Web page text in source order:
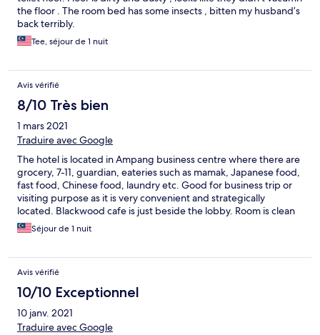
the floor . The room bed has some insects , bitten my husband’s
back terribly.
Tee, séjour de 1 nuit
Avis vérifié
8/10 Très bien
1 mars 2021
Traduire avec Google
The hotel is located in Ampang business centre where there are
grocery, 7-11, guardian, eateries such as mamak, Japanese food,
fast food, Chinese food, laundry etc. Good for business trip or
visiting purpose as it is very convenient and strategically
located. Blackwood cafe is just beside the lobby. Room is clean
but very small (not a big deal if you just need to get shower and
sleep done there). Basic amenities such as shower gel
located at common area of each floor.
Séjour de 1 nuit
Avis vérifié
10/10 Exceptionnel
10 janv. 2021
Traduire avec Google